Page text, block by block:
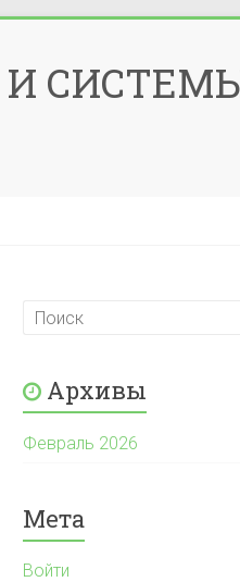
Архивы
Февраль 2026
Мета
Войти